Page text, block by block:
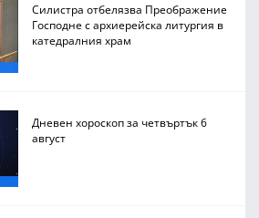
Силистра отбелязва Преображение
Господне с архиерейска литургия в
катедралния храм
Дневен хороскоп за четвъртък 6
август